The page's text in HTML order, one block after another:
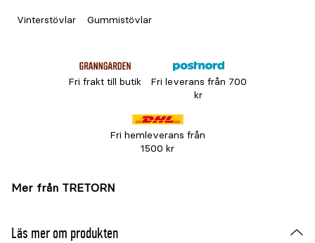
Vinterstövlar Gummistövlar
Fri frakt till butik
Fri leverans från 700
kr
Fri hemleverans från
1500 kr
Mer från TRETORN
Läs mer om produkten